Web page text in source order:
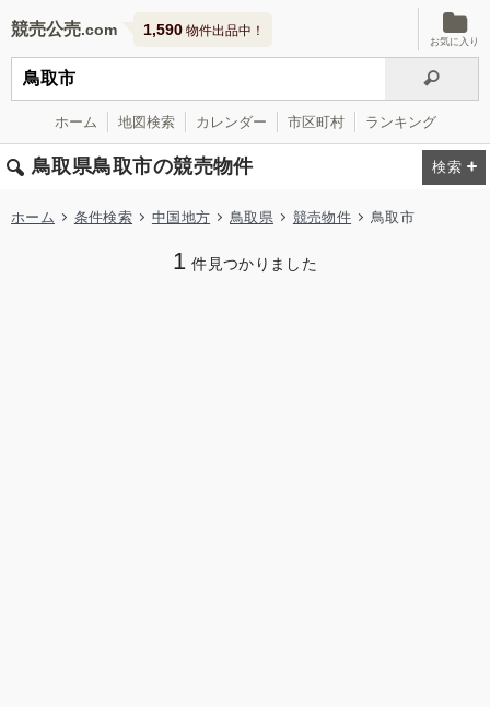
競売公売 1,590 物件出品中！
お気に入り
ホーム 地図検索 カレンダー 市区町村 ランキング
鳥取県鳥取市の競売物件
ホーム 条件検索 中国地方 鳥取県 競売物件 鳥取市
1 件見つかりました